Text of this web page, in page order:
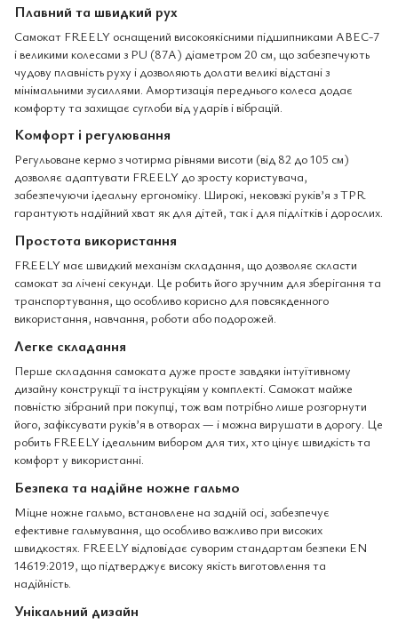
Плавний та швидкий рух
Самокат FREELY оснащений високоякісними підшипниками ABEC-7
і великими колесами з PU (87A) діаметром 20 см, що забезпечують
чудову плавність руху і дозволяють долати великі відстані з
мінімальними зусиллями. Амортизація переднього колеса додає
комфорту та захищає суглоби від ударів і вібрацій.
Комфорт і регулювання
Регульоване кермо з чотирма рівнями висоти (від 82 до 105 см)
дозволяє адаптувати FREELY до зросту користувача,
забезпечуючи ідеальну ергономіку. Широкі, нековзкі руків’я з TPR
гарантують надійний хват як для дітей, так і для підлітків і дорослих.
Простота використання
FREELY має швидкий механізм складання, що дозволяє скласти
самокат за лічені секунди. Це робить його зручним для зберігання та
транспортування, що особливо корисно для повсякденного
використання, навчання, роботи або подорожей.
Легке складання
Перше складання самоката дуже просте завдяки інтуїтивному
дизайну конструкції та інструкціям у комплекті. Самокат майже
повністю зібраний при покупці, тож вам потрібно лише розгорнути
його, зафіксувати руків’я в отворах — і можна вирушати в дорогу. Це
робить FREELY ідеальним вибором для тих, хто цінує швидкість та
комфорт у використанні.
Безпека та надійне ножне гальмо
Міцне ножне гальмо, встановлене на задній осі, забезпечує
ефективне гальмування, що особливо важливо при високих
швидкостях. FREELY відповідає суворим стандартам безпеки EN
14619:2019, що підтверджує високу якість виготовлення та
надійність.
Унікальний дизайн